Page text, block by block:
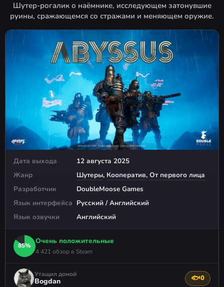
Шутер-рогалик о наёмнике, исследующем затонувшие
руины, сражающемся со стражами и меняющем оружие.
Дата выхода
12 августа 2025
Жанр
Шутеры, Кооператив, От первого лица
Разработчик
DoubleMoose Games
Язык интерфейса Русский / Английский
Язык озвучки
Английский
85%
Очень положительные
4 421 обзор в Steam
Утащил домой
Bogdan 🐟0